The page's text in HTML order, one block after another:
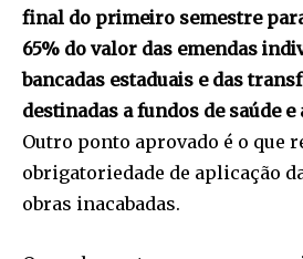
final do primeiro semestre
65% do valor das emendas
bancadas estaduais e das
destinadas a fundos de saúde
Outro ponto aprovado é o que
obrigatoriedade de aplicação
obras inacabadas.